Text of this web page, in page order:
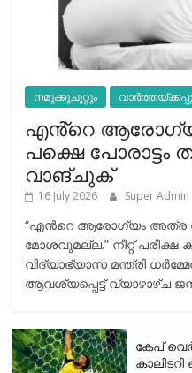
നമുക്കുചുറ്റും
എൻ്റെ
പക്ഷെ
വാങ്ചുക്
16 July 2026 Super Admin
“എന്‍റെ ആരോഗ്യം അത്ര
മോശവുമല്ല.” നീറ്റ് പരീക്ഷ
വിദ്യാഭ്യാസ മന്ത്രി
ആവശ്യപ്പെട്ട് വ്യാഴാഴ്ച
കേപ്
കാലിടറി